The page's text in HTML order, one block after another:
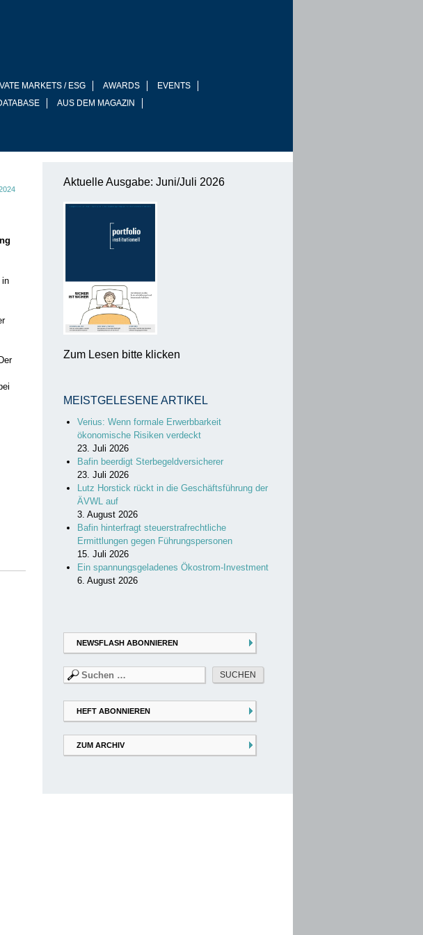
MARKETS / ESG AWARDS
EVENTS
AUS DEM MAGAZIN
in
Aktuelle Ausgabe: Juni/Juli 2026
Zum Lesen bitte klicken
MEISTGELESENE ARTIKEL
Verius: Wenn formale Erwerbbarkeit
ökonomische Risiken verdeckt
23. Juli 2026
Bafin beerdigt Sterbegeldversicherer
23. Juli 2026
Lutz Horstick rückt in die Geschäftsführung der
ÄVWL auf
3. August 2026
Bafin hinterfragt steuerstrafrechtliche
Ermittlungen gegen Führungspersonen
15. Juli 2026
Ein spannungsgeladenes Ökostrom-Investment
6. August 2026
NEWSFLASH ABONNIEREN
Suchen
nach:
HEFT ABONNIEREN
ZUM ARCHIV